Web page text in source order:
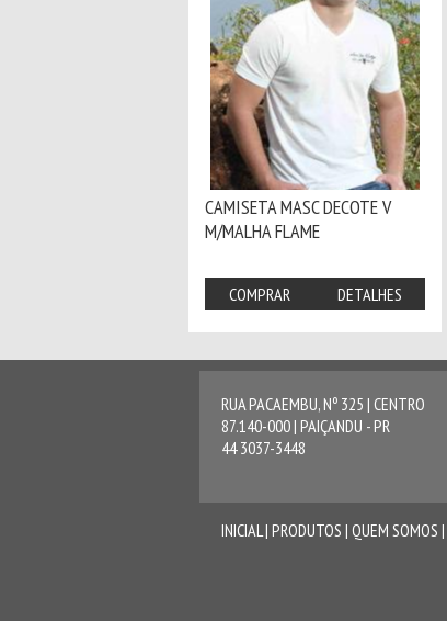
CAMISETA MASC DECOTE V
M/MALHA FLAME
COMPRAR DETALHES
RUA PACAEMBU, Nº 325 | CENTRO
87.140-000 | PAIÇANDU - PR
44 3037-3448
INICIAL| PRODUTOS | QUEM SOMOS |